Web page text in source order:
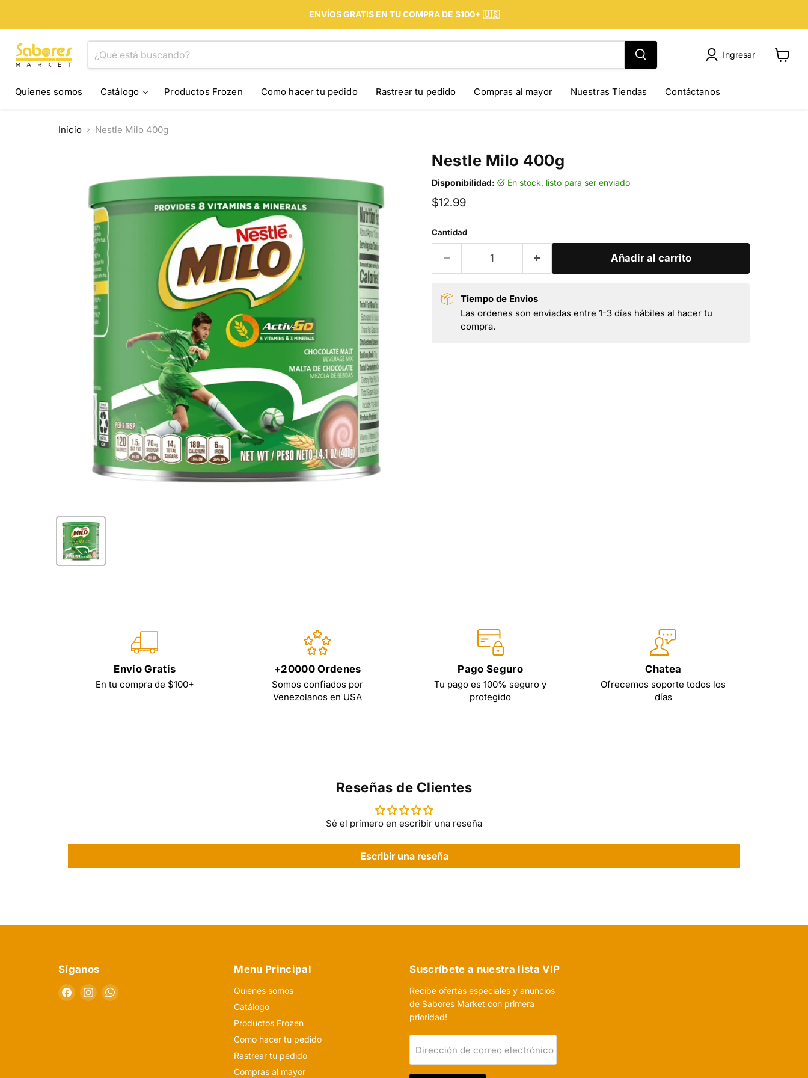
ENVÍOS GRATIS EN TU COMPRA DE $100+ 🇺🇸
Ingresar
Quienes somos
Catálogo Productos Frozen Como hacer tu pedido Rastrear tu pedido Compras al mayor Nuestras Tiendas Contáctanos
Inicio Nestle Milo 400g
Nestle Milo 400g
Disponibilidad: en stock, listo para ser enviado
Precio actual
$12.99
Cantidad
Añadir al carrito
Tiempo de Envios
Las ordenes son enviadas entre 1-3 días hábiles al hacer tu
compra.
Envío Gratis
En tu compra de $100+
+20000 Ordenes
Somos confiados por
Venezolanos en USA
Pago Seguro
Tu pago es 100% seguro y
protegido
Chatea
Ofrecemos soporte todos los
días
Reseñas de Clientes
Sé el primero en escribir una reseña
Escribir una reseña
Síganos
Encuéntrenos
en
Encuéntrenos
en
Encuéntrenos
Menu Principal
Quienes somos
Catálogo
Productos Frozen
Como hacer tu pedido
Rastrear tu pedido
Compras al mayor
Suscríbete a nuestra lista VIP
Recibe ofertas especiales y anuncios
de Sabores Market con primera
prioridad!
Dirección de correo electrónico